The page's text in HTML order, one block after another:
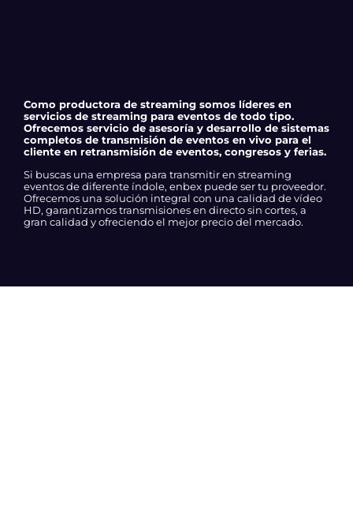
Como productora de streaming somos líderes en
servicios de streaming para eventos de todo tipo.
Ofrecemos servicio de asesoría y desarrollo de sistemas
completos de transmisión de eventos en vivo para el
cliente en retransmisión de eventos, congresos y ferias.
Si buscas una empresa para transmitir en streaming
eventos de diferente índole, enbex puede ser tu proveedor.
Ofrecemos una solución integral con una calidad de vídeo
HD, garantizamos transmisiones en directo sin cortes, a
gran calidad y ofreciendo el mejor precio del mercado.